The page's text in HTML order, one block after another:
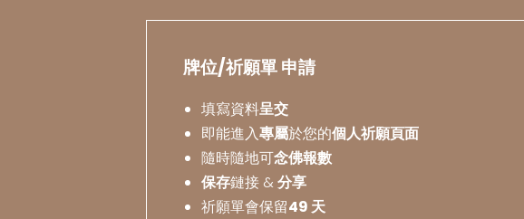
牌位/祈願單 申請
填寫資料呈交
即能進入專屬於您的個人祈願頁面
隨時隨地可念佛報數
保存鏈接 &分享
祈願單會保留49 天